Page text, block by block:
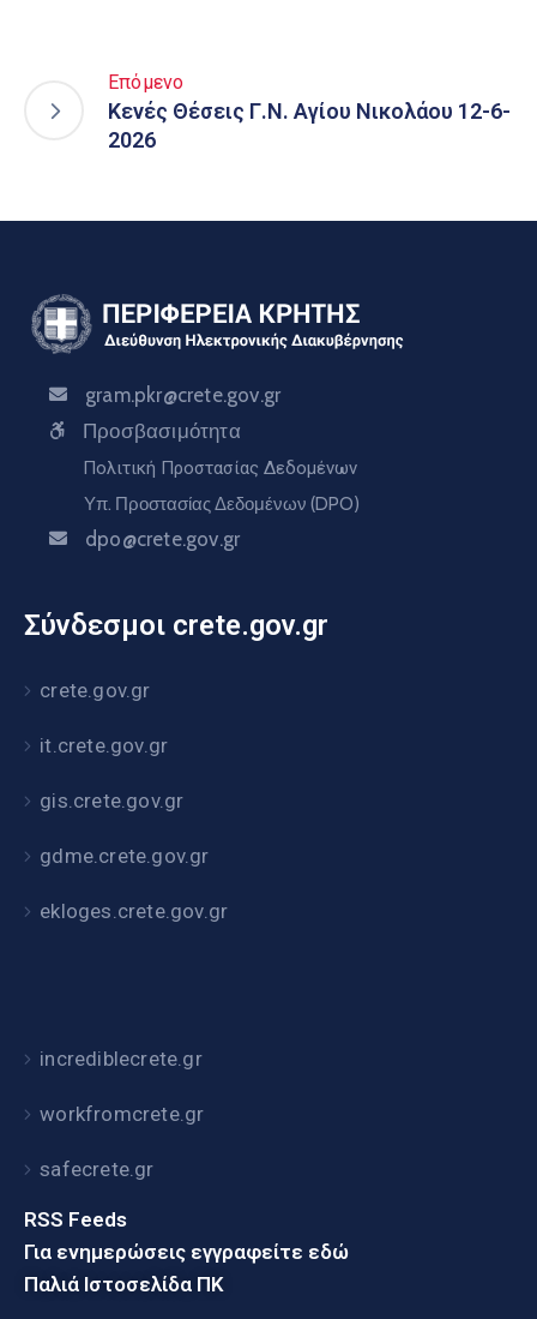
Επόμενο
Κενές Θέσεις Γ.Ν. Αγίου Νικολάου 12-6-
2026
gram.pkr@crete.gov.gr
Προσβασιμότητα
Πολιτική Προστασίας Δεδομένων
Υπ. Προστασίας Δεδομένων (DPO)
dpo@crete.gov.gr
Σύνδεσμοι crete.gov.gr
crete.gov.gr
it.crete.gov.gr
gis.crete.gov.gr
gdme.crete.gov.gr
ekloges.crete.gov.gr
incrediblecrete.gr
workfromcrete.gr
safecrete.gr
RSS Feeds
Για ενημερώσεις εγγραφείτε εδώ
Παλιά Ιστοσελίδα ΠΚ